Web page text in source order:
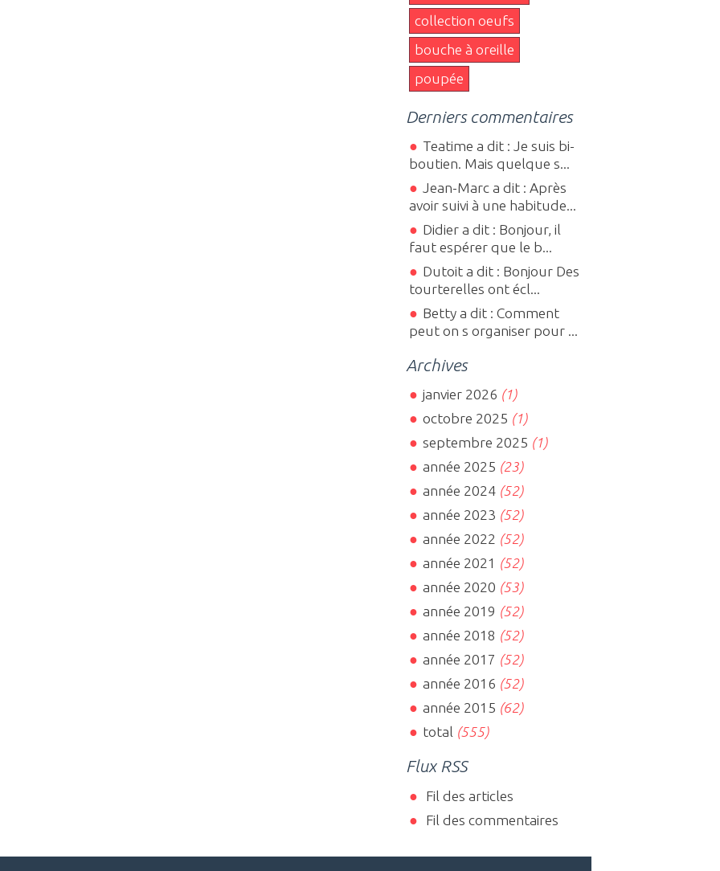
collection oeufs
bouche à oreille
poupée
Derniers commentaires
Teatime a dit : Je suis bi-
boutien. Mais quelque s...
Jean-Marc a dit : Après
avoir suivi à une habitude...
Didier a dit : Bonjour, il
faut espérer que le b...
Dutoit a dit : Bonjour Des
tourterelles ont écl...
Betty a dit : Comment
peut on s organiser pour ...
Archives
janvier 2026 (1)
octobre 2025 (1)
septembre 2025 (1)
année 2025 (23)
année 2024(52)
année 2023 (52)
année 2022 (52)
année 2021 (52)
année 2020 (53)
année 2019 (52)
année 2018 (52)
année 2017 (52)
année 2016 (52)
année 2015 (62)
total (555)
Flux RSS
Fil des articles
Fil des commentaires